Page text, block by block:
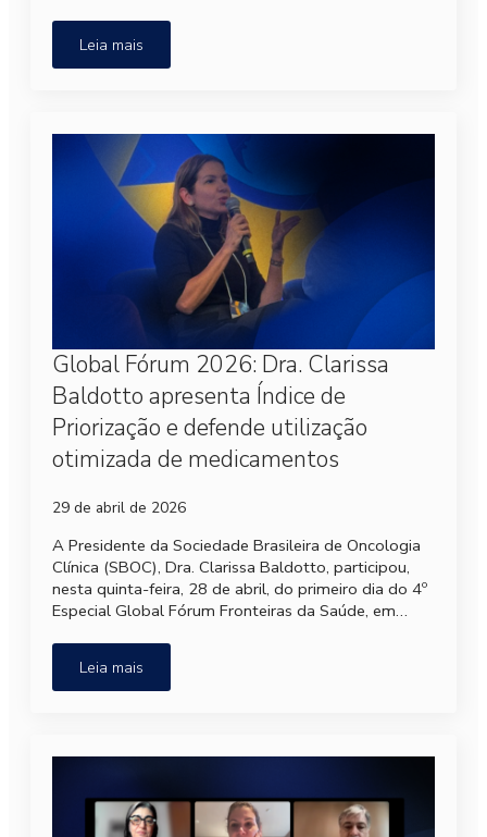
Leia mais
Global Fórum 2026: Dra. Clarissa
Baldotto apresenta Índice de
Priorização e defende utilização
otimizada de medicamentos
29 de abril de 2026
A Presidente da Sociedade Brasileira de Oncologia
Clínica (SBOC), Dra. Clarissa Baldotto, participou,
nesta quinta-feira, 28 de abril, do primeiro dia do 4º
Especial Global Fórum Fronteiras da Saúde, em…
Leia mais